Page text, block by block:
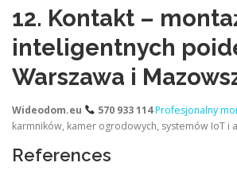
12. Kontakt –
inteligentnych
Warszawa i
Wideodom.eu 570 933 114Profesjonalny
karmników, kamer ogrodowych, systemów IoT i
References